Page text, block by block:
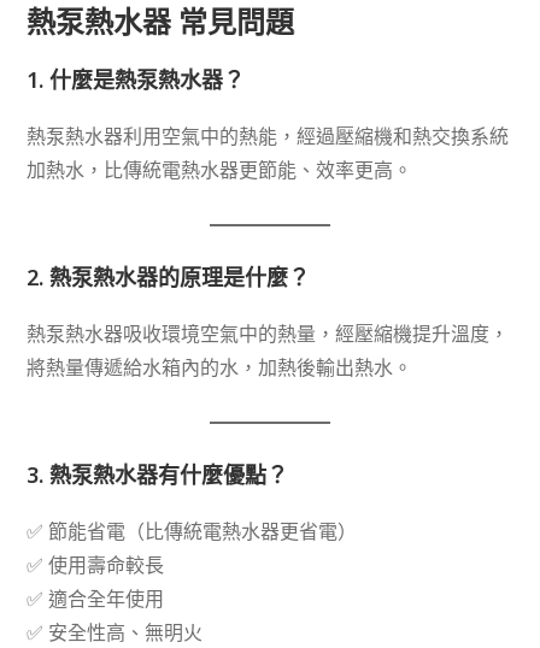
熱泵熱水器 常見問題
1.什麼是熱泵熱水器？
熱泵熱水器利用空氣中的熱能，經過壓縮機和熱交換系統
加熱水，比傳統電熱水器更節能、效率更高。
2.熱泵熱水器的原理是什麼？
熱泵熱水器吸收環境空氣中的熱量，經壓縮機提升溫度，
將熱量傳遞給水箱內的水，加熱後輸出熱水。
3.熱泵熱水器有什麼優點？
✅ 節能省電（比傳統電熱水器更省電）
✅ 使用壽命較長
✅ 適合全年使用
✅ 安全性高、無明火